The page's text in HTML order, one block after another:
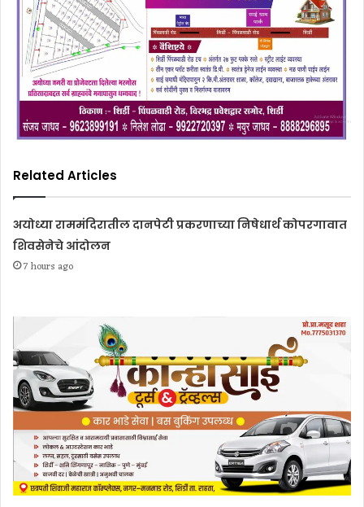
Related Articles
अयोध्या राममंदिरातील दानपेटी प्रकरणाच्या निषेधार्थ कोपरगावात
शिवसेनेचे आंदोलन
7 hours ago